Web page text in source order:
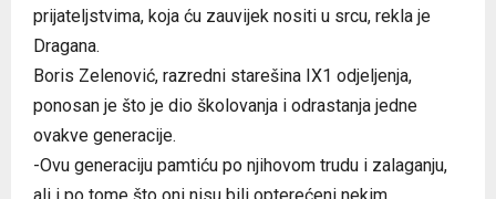
prijateljstvima, koja ću zauvijek nositi u srcu, rekla je
Dragana.
Boris Zelenović, razredni starešina IX1 odjeljenja,
ponosan je što je dio školovanja i odrastanja jedne
ovakve generacije.
-Ovu generaciju pamtiću po njihovom trudu i zalaganju,
ali i po tome što oni nisu bili opterećeni nekim